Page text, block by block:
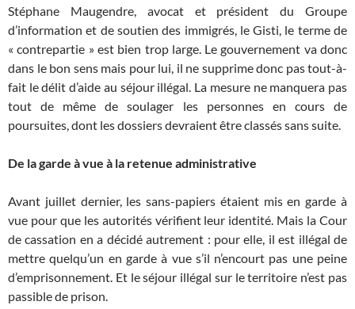
Stéphane Maugendre, avocat et président du Groupe
d’information et de soutien des immigrés, le Gisti, le terme de
« contrepartie » est bien trop large. Le gouvernement va donc
dans le bon sens mais pour lui, il ne supprime donc pas tout-à-
fait le délit d’aide au séjour illégal. La mesure ne manquera pas
tout de même de soulager les personnes en cours de
poursuites, dont les dossiers devraient être classés sans suite.
De la garde à vue à la retenue administrative
Avant juillet dernier, les sans-papiers étaient mis en garde à
vue pour que les autorités vérifient leur identité. Mais la Cour
de cassation en a décidé autrement : pour elle, il est illégal de
mettre quelqu’un en garde à vue s’il n’encourt pas une peine
d’emprisonnement. Et le séjour illégal sur le territoire n’est pas
passible de prison.